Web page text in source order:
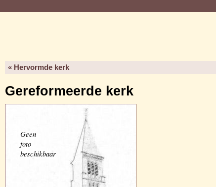
« Hervormde kerk
Gereformeerde kerk
Geen
foto
beschikbaar